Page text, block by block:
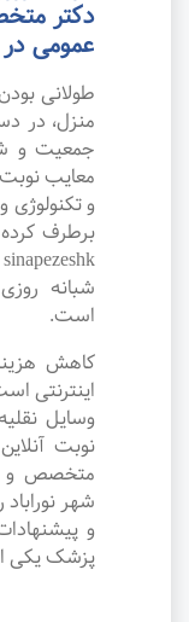
دکتر
عمومی در
طولانی
منزل، در
جمعیت و
معایب
و
برطرف
شبانه
است.
کاهش
اینترنتی
وسایل
نوبت
متخصص و
شهر
و
پزشک یکی از